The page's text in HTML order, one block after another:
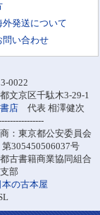
外発送について
問い合わせ
0022
文京区千駄木3-29-1
店 代表 相澤健次
：東京都公安委員会
第305450506037号
古書籍商業協同組合
部